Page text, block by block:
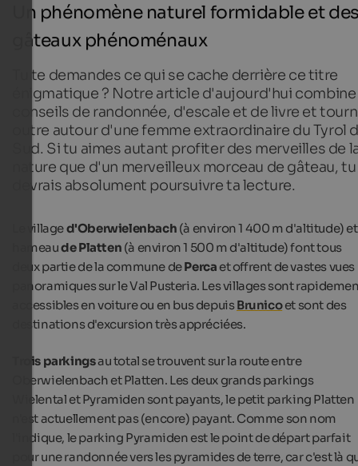
Un phénomène naturel formidable et
gâteaux phénoménaux
Tu te demandes ce qui se cache derrière ce titre
énigmatique ? Notre article d'aujourd'hui
conseils de randonnée, d'escale et de livre et
outre autour d'une femme extraordinaire du Tyrol
Sud. Si tu aimes autant profiter des merveilles de
nature que d'un merveilleux morceau de gâteau, tu
devrais absolument poursuivre ta lecture.
Le villaged'Oberwielenbach (à environ 1 400 m d'altitude)
hameaude Platten (à environ 1 500 m d'altitude) font tous
deux partie de la commune dePerca et offrent de vastes vues
panoramiques sur le Val Pusteria. Les villages sont
accessibles en voiture ou en bus depuisBrunicoet sont des
destinations d'excursion très appréciées.
Trois parkingsau total se trouvent sur la route entre
Oberwielenbach et Platten. Les deux grands parkings
Wielental et Pyramiden sont payants, le petit parking Platten
n'est actuellement pas (encore) payant. Comme son nom
l'indique, le parking Pyramiden est le point de départ parfait
pour une randonnée vers les pyramides de terre, car c'est là